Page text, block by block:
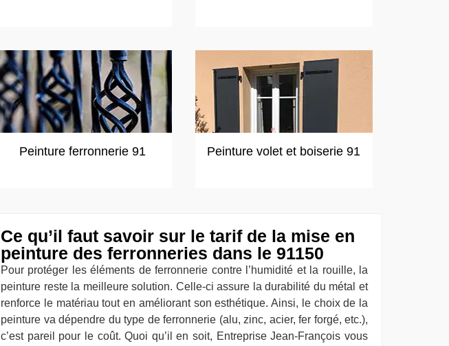
Peinture ferronnerie 91 Peinture volet et boiserie 91
Ce qu’il faut savoir sur le tarif de la mise en
peinture des ferronneries dans le 91150
Pour protéger les éléments de ferronnerie contre l’humidité et la rouille, la
peinture reste la meilleure solution. Celle-ci assure la durabilité du métal et
renforce le matériau tout en améliorant son esthétique. Ainsi, le choix de la
peinture va dépendre du type de ferronnerie (alu, zinc, acier, fer forgé, etc.),
c’est pareil pour le coût. Quoi qu’il en soit, Entreprise Jean-François vous